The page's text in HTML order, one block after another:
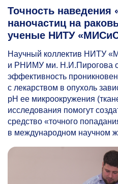
Точность наведения
наночастиц на
ученые НИТУ
Научный коллектив НИТУ
и РНИМУ ми. Н.И.Пирогова
эффективность
с лекарством в опухоль
pH ее микроокружения
исследования помогут
средство «точного
в международном научном